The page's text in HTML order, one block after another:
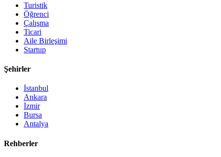
Turistik
Öğrenci
Çalışma
Ticari
Aile Birleşimi
Startup
Şehirler
İstanbul
Ankara
İzmir
Bursa
Antalya
Rehberler